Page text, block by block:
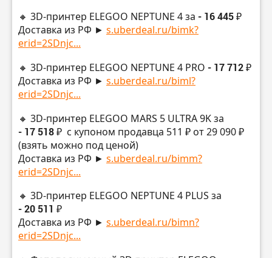
🔸 3D-принтер ELEGOO NEPTUNE 4 за - 16 445 ₽
Доставка из РФ ► s.uberdeal.ru/bimk?
erid=2SDnjc...
🔸 3D-принтер ELEGOO NEPTUNE 4 PRO - 17 712 ₽
Доставка из РФ ► s.uberdeal.ru/biml?
erid=2SDnjc...
🔸 3D-принтер ELEGOO MARS 5 ULTRA 9K за
- 17 518 ₽ с купоном продавца 511 ₽ от 29 090 ₽
(взять можно под ценой)
Доставка из РФ ► s.uberdeal.ru/bimm?
erid=2SDnjc...
🔸 3D-принтер ELEGOO NEPTUNE 4 PLUS за
- 20 511 ₽
Доставка из РФ ► s.uberdeal.ru/bimn?
erid=2SDnjc...